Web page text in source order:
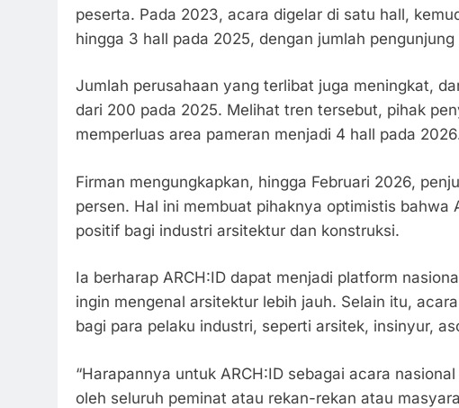
peserta. Pada 2023, acara digelar di satu hall,
hingga 3 hall pada 2025, dengan jumlah
Jumlah perusahaan yang terlibat juga meningkat,
dari 200 pada 2025. Melihat tren tersebut, pihak
memperluas area pameran menjadi 4 hall pada
Firman mengungkapkan, hingga Februari 2026,
persen. Hal ini membuat pihaknya optimistis bahwa
positif bagi industri arsitektur dan konstruksi.
Ia berharap ARCH:ID dapat menjadi platform
ingin mengenal arsitektur lebih jauh. Selain itu,
bagi para pelaku industri, seperti arsitek, insinyur,
“Harapannya untuk ARCH:ID sebagai acara
oleh seluruh peminat atau rekan-rekan atau